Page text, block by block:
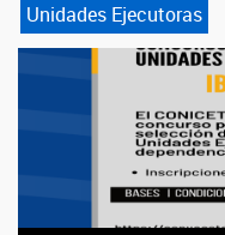
Unidades Ejecutoras